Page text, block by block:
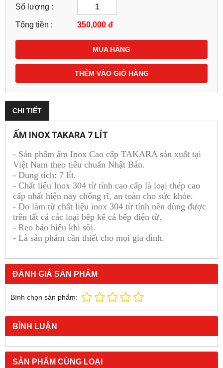
Số lượng :
Tổng tiền : 350,000 đ
MUA HÀNG
THÊM VÀO GIỎ HÀNG
CHI TIẾT
ẤM INOX TAKARA 7 LÍT
- Sản phẩm ấm Inox Cao cấp TAKARA sản xuất tại
Việt Nam theo tiêu chuẩn Nhật Bản.
- Dung tích: 7 lít.
- Chất liệu Inox 304 từ tính cao cấp là loại thép cao
cấp nhất hiện nay chống rĩ, an toàn cho sức khỏe.
- Do làm từ chất liệu inox 304 từ tính nên dùng được
trên tất cả các loại bếp kể cả bếp điện từ.
- Reo báo hiệu khi sôi.
- Là sản phẩm cần thiết cho mọi gia đình.
ĐÁNH GIÁ SẢN PHẨM
Bình chọn sản phẩm:
BÌNH LUẬN
SẢN PHẨM CÙNG LOẠI